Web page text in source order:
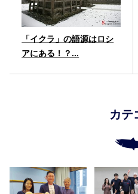
「イクラ」の語源はロシ
アにある！？...
カテ